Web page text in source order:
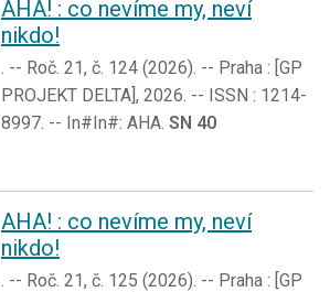
AHA! : co nevíme my, neví
nikdo!
. -- Roč. 21, č. 124 (2026). -- Praha : [GP
PROJEKT DELTA], 2026. -- ISSN : 1214-
8997. -- In#In#: AHA. SN 40
AHA! : co nevíme my, neví
nikdo!
. -- Roč. 21, č. 125 (2026). -- Praha : [GP